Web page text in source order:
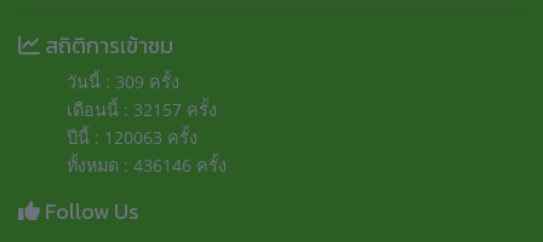
สถิติการเข้าชม
วันนี้ : 309 ครั้ง
เดือนนี้ : 32157 ครั้ง
ปีนี้ : 120063 ครั้ง
ทั้งหมด : 436146 ครั้ง
Follow Us